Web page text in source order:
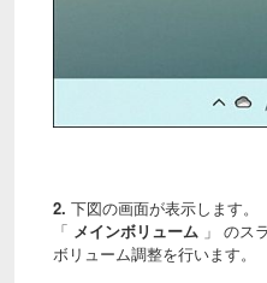
2. 下図の画面が表示します。
「 メインボリューム 」 のス
ボリューム調整を行います。